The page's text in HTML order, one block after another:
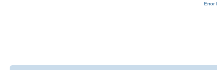
Error